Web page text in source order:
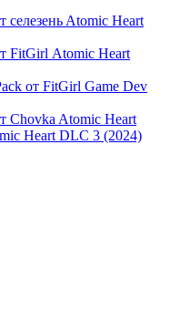
Atomic Heart
Atomic Heart
Game Dev
Atomic Heart